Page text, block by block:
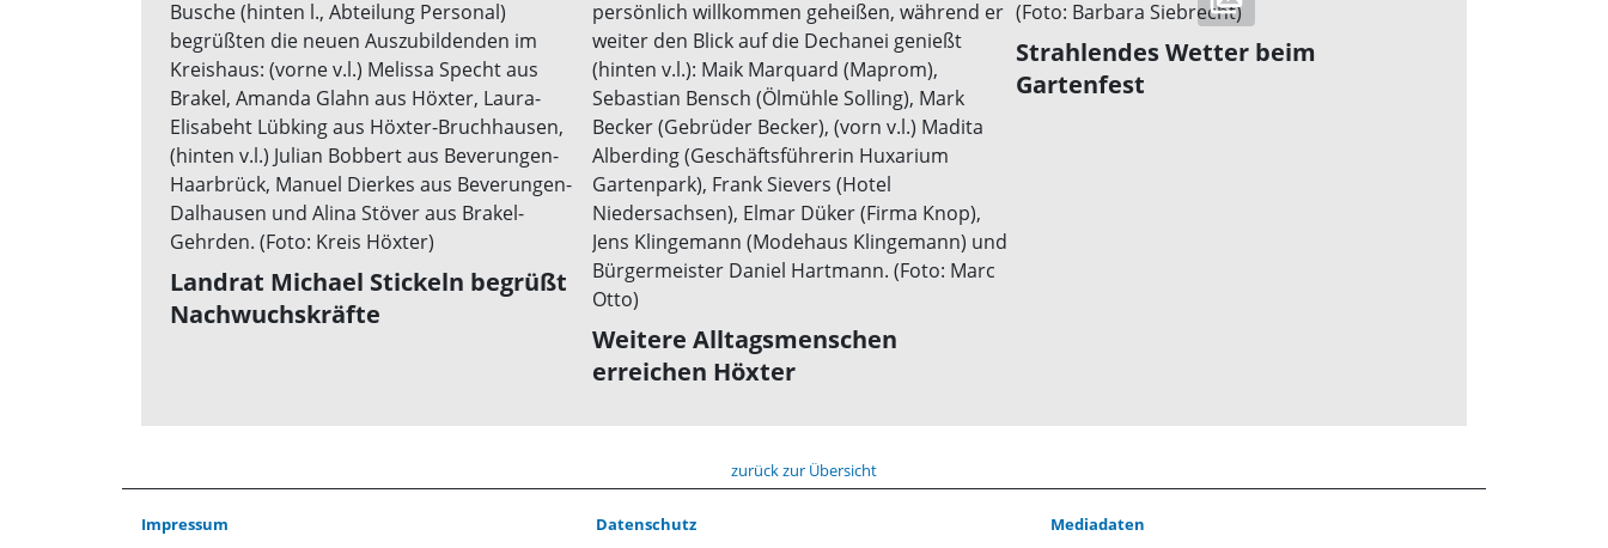
Landrat Michael Stickeln begrüßt
Nachwuchskräfte
Weitere Alltagsmenschen
erreichen Höxter
Strahlendes Wetter beim
Gartenfest
zurück zur Übersicht
Impressum Datenschutz Mediadaten